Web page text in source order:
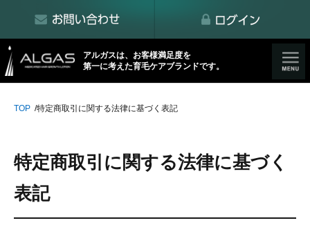
アルガスは、お客様満足度を
第一に考えた育毛ケアブランドです。
TOP 特定商取引に関する法律に基づく表記
特定商取引に関する法律に基づく
表記